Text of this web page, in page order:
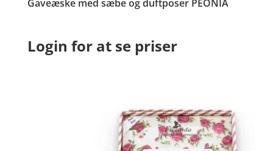
Gaveæske med sæbe og duftposer PEONIA
Login for at se priser